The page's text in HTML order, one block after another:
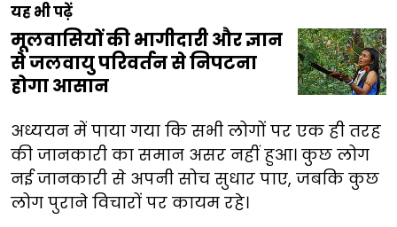
यह भी पढ़ें
मूलवासियों की भागीदारी और ज्ञान
से जलवायु परिवर्तन से निपटना
होगा आसान
अध्ययन में पाया गया कि सभी लोगों पर एक ही तरह
की जानकारी का समान असर नहीं हुआ। कुछ लोग
नई जानकारी से अपनी सोच सुधार पाए, जबकि कुछ
लोग पुराने विचारों पर कायम रहे।